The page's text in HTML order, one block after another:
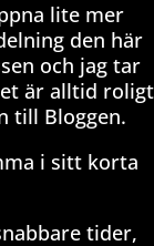
lite mer
den här
och jag tar
är alltid roligt
till Bloggen.
i sitt korta
tider,